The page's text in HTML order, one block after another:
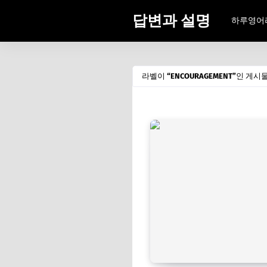
답변과 설명 하루영어
라벨이 ENCOURAGEMENT 인 게시